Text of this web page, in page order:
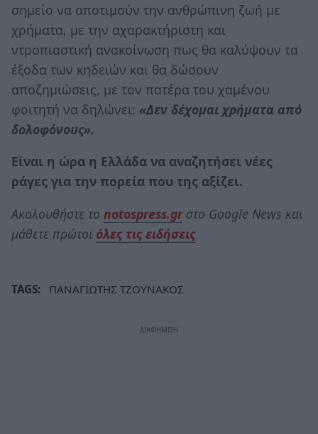
σημείο να αποτιμούν την ανθρώπινη ζωή με
χρήματα, με την αχαρακτήριστη και
ντροπιαστική ανακοίνωση πως θα καλύψουν τα
έξοδα των κηδειών και θα δώσουν
αποζημιώσεις, με τον πατέρα του χαμένου
φοιτητή να δηλώνει: «Δεν δέχομαι χρήματα από
δολοφόνους».
Είναι η ώρα η Ελλάδα να αναζητήσει νέες
ράγες για την πορεία που της αξίζει.
Ακολουθήστε το notospress.grστο Google News και
μάθετε πρώτοι όλες τις ειδήσεις
TAGS: ΠΑΝΑΓΙΩΤΗΣ ΤΖΟΥΝΑΚΟΣ